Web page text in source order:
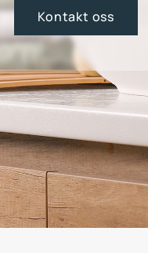
Kontakt oss